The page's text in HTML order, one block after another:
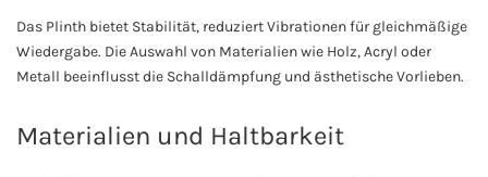
Das Plinth bietet Stabilität, reduziert Vibrationen für gleichmäßige
Wiedergabe. Die Auswahl von Materialien wie Holz, Acryl oder
Metall beeinflusst die Schalldämpfung und ästhetische Vorlieben.
Materialien und Haltbarkeit